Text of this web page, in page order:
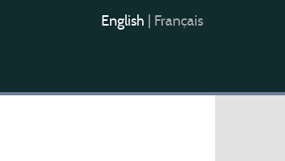
English Français